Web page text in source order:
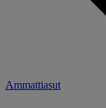
Ammattiasut